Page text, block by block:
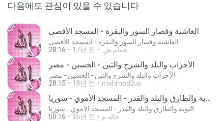
다음에도 관심이 있을 수 있습니다
الغاشية وقصار السور والبقرة - المسجد الأقصى
الغاشية وقصار السور والبقرة - المسجد الأقصى
28:16
17년 전
الأحزاب والبلد والشرح والتين - الحسين - مصر
الأحزاب والبلد والشرح والتين - الحسين - مصر
28:15
18년 전 mahmod2us
التوبة والطارق والبلد والقدر - المسجد الأموي - سوريا
التوبة والطارق والبلد والقدر - المسجد الأموي - سوريا
50:16
16년 전